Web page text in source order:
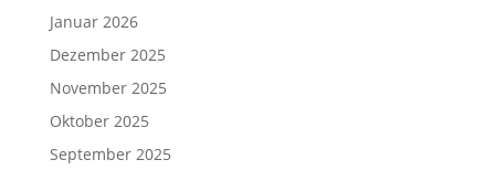
Januar 2026
Dezember 2025
November 2025
Oktober 2025
September 2025